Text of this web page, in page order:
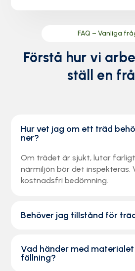
FAQ – Vanliga
Förstå hur vi
ställ en
Hur vet jag om ett träd
ner?
Om trädet är sjukt, lutar
närmiljön bör det inspekteras.
kostnadsfri bedömning.
Behöver jag tillstånd för
Vad händer med
fällning?